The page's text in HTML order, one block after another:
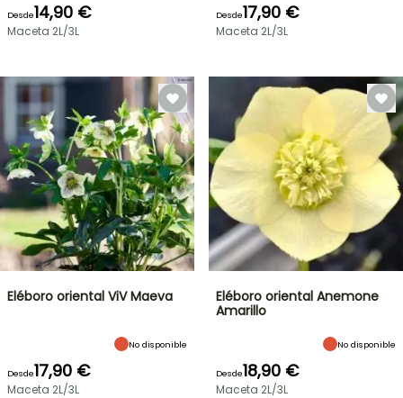
Desde14,90 €
Maceta 2L/3L
Desde17,90 €
Maceta 2L/3L
Eléboro oriental ViV Maeva
No disponible
Desde17,90 €
Maceta 2L/3L
Eléboro oriental Anemone
Amarillo
No disponible
Desde18,90 €
Maceta 2L/3L